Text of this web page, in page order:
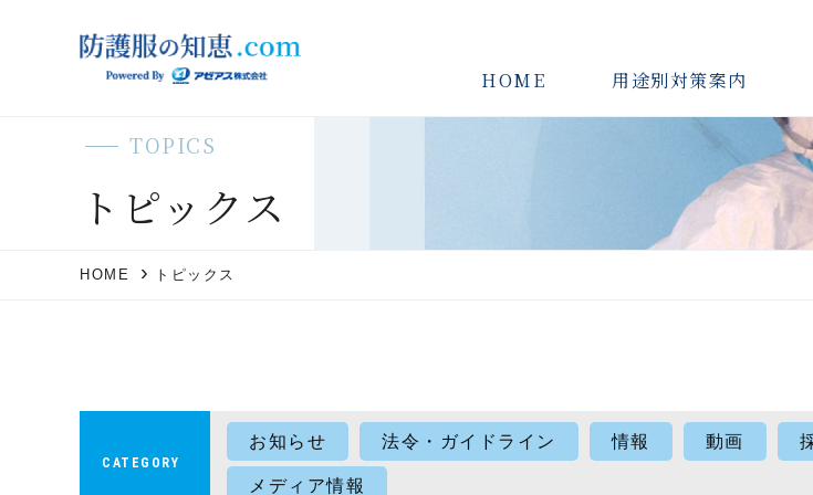
HOME 用途別対策案内
TOPICS
トピックス
HOME トピックス
CATEGORY
お知らせ 法令・ガイドライン 情報 動画
メディア情報